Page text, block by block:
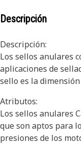
Descripción
Descripción:
Los sellos anulares
aplicaciones de
sello es la
Atributos:
Los sellos anulares
que son aptos para
presiones de los